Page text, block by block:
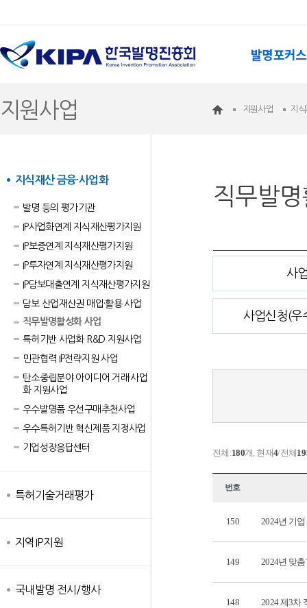
발명포커스
지원사업 지원사업 지
지식재산 금융·사업화
발명 등의 평가기관
IP사업화연계 지식재산평가지원
IP보증연계 지식재산평가지원
IP투자연계 지식재산평가지원
IP담보대출연계 지식재산평가지원
담보 산업재산권 매입·활용 사업
직무발명활성화 사업
특허기반 사업화 R&D 지원사업
민관협력 IP전략지원 사업
탄소중립분야 아이디어 거래·사업
화 지원사업
우수발명품 우선구매추천사업
우수특허기반 혁신제품 지정사업
기업성장응답센터
특허기술거래평가
지역IP지원
국내발명 전시/행사
직무발
사
사업신청(우
전체:180개, 현재4/전체19
번호
150 2024년 기
149 2024년 맞
148 2024 제3차